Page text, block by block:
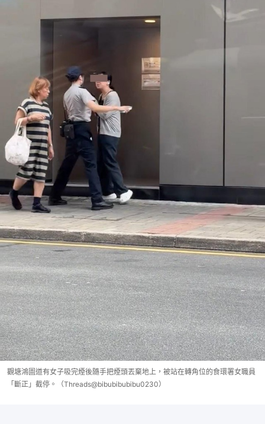
觀塘鴻圖道有女子吸完煙後隨手把煙頭丟棄地上，被站在轉角位的食環署女職員
「斷正」截停。（Threads@bibubibubibu0230）